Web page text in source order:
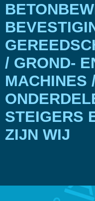
/ GROND-
MACHINES
STEIGERS
ZIJN WIJ